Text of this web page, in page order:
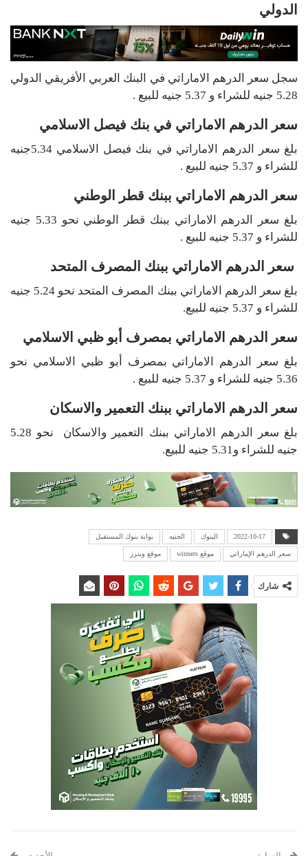
الدولي
سجل سعر الدرهم الاماراتي في البنك العربي الأفريقي الدولي
5.28 جنيه للشراء و 5.37 جنيه للبيع .
سعر الدرهم الاماراتي في بنك فيصل الاسلامي
بلغ سعر الدرهم الاماراتي في بنك فيصل الاسلامي 5.34جنيه
للشراء و 5.37 جنيه للبيع .
سعر الدرهم الاماراتي ببنك قطر الوطني
بلغ سعر الدرهم الاماراتي ببنك قطر الوطني نحو 5.33 جنيه
للشراء و 5.37 جنيه للبيع .
سعر الدرهم الاماراتي ببنك المصرف المتحد
بلغ سعر الدرهم الاماراتي ببنك المصرف المتحد نحو 5.24 جنيه
للشراء و 5.37 جنيه للبيع.
سعر الدرهم الاماراتي بمصرف أبو ظبي الاسلامي
بلغ سعر الدرهم الاماراتي بمصرف أبو ظبي الاسلامي نحو
5.36 جنيه للشراء و 5.37 جنيه للبيع .
سعر الدرهم الاماراتي ببنك التعمير والاسكان
بلغ سعر الدرهم الاماراتي ببنك التعمير والاسكان نحو 5.28
جنيه للشراء و5.31 جنيه للبيع.
2022-10-17 البنوك الجنيه بوابة بنوك المستقبل
سعر الدرهم الإماراتي موقع winners موقع وينرز
شارك